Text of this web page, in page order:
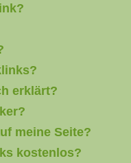
erklärt?
meine Seite?
kostenlos?